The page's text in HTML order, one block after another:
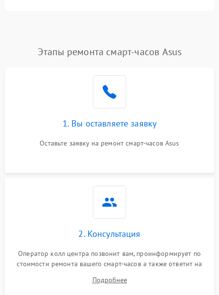
Этапы ремонта смарт-часов Asus
1. Вы оставляете заявку
Оставьте заявку на ремонт смарт-часов Asus
2. Консультация
Оператор колл центра позвонит вам, проинформирует по
стоимости ремонта вашего смарт-часов а также ответит на
Подробнее